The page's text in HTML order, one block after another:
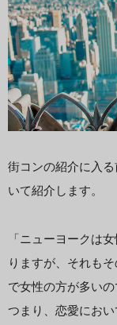
街コンの紹介に入
いて紹介します。
「ニューヨークは
りますが、それも
で女性の方が多いの
つまり、恋愛にお